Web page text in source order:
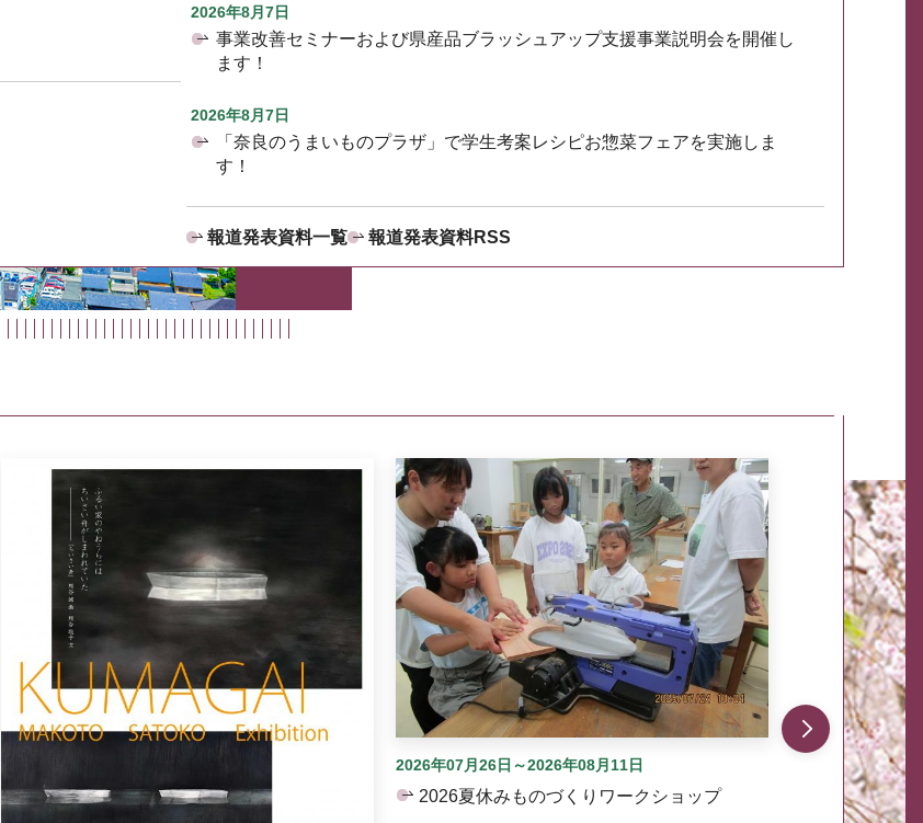
2026年8月7日
事業改善セミナーおよび県産品ブラッシュアップ支援事業説明会を開催し
ます！
2026年8月7日
「奈良のうまいものプラザ」で学生考案レシピお惣菜フェアを実施しま
す！
報道発表資料一覧 報道発表資料RSS
2026年07月26日～2026年08月11日
2026夏休みものづくりワークショップ